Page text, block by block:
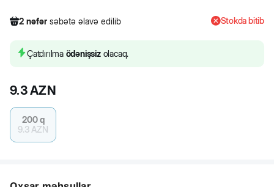
2 nəfər səbətə əlavə edilib
4 nəfər məhsulu alıb
Stokda bitib
Çatdırılma ödənişsizolacaq.
9.3AZN
200 q
9.3 AZN